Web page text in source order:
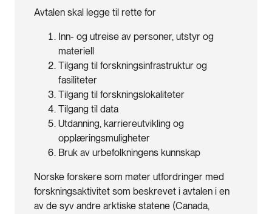
Avtalen skal legge til rette for
Inn- og utreise av personer, utstyr og
materiell
Tilgang til forskningsinfrastruktur og
fasiliteter
Tilgang til forskningslokaliteter
Tilgang til data
Utdanning, karriereutvikling og
opplæringsmuligheter
Bruk av urbefolkningens kunnskap
Norske forskere som møter utfordringer med
forskningsaktivitet som beskrevet i avtalen i en
av de syv andre arktiske statene (Canada,